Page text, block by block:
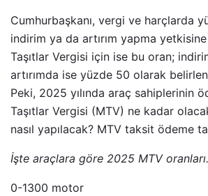
Cumhurbaşkanı, vergi ve harçlarda
indirim ya da artırım yapma
Taşıtlar Vergisi için ise bu oran;
artırımda ise yüzde 50 olarak
Peki, 2025 yılında araç sahiplerinin
Taşıtlar Vergisi (MTV) ne kadar
nasıl yapılacak? MTV taksit ödeme
İşte araçlara göre 2025 MTV
0-1300 motor